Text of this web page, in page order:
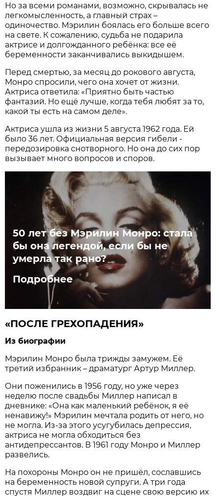
Но за всеми романами, возможно, скрывалась не
легкомысленность, а главный страх –
одиночество. Мэрилин боялась его больше всего
на свете. К сожалению, судьба не подарила
актрисе и долгожданного ребёнка: все её
беременности заканчивались выкидышем.
Перед смертью, за месяц до рокового августа,
Монро спросили, чего она хочет от жизни.
Актриса ответила: «Приятно быть частью
фантазий. Но ещё лучше, когда тебя любят за то,
какой ты есть на самом деле».
Актриса ушла из жизни 5 августа 1962 года. Ей
было 36 лет. Официальная версия гибели -
передозировка снотворного. Но она до сих пор
вызывает много вопросов и споров.
50 лет без Мэрилин Монро: стала
бы она легендой, если бы не
умерла так рано?
Подробнее
«ПОСЛЕ ГРЕХОПАДЕНИЯ»
Из биографии
Мэрилин Монро была трижды замужем. Её
третий избранник – драматург Артур Миллер.
Они поженились в 1956 году, но уже через
неделю после свадьбы Миллер написал в
дневнике: «Она как маленький ребёнок, я её
ненавижу!» Мэрилин мечтала родить от него, но
не могла. Из-за этого усугубилась депрессия,
актриса не могла обходиться без
антидепрессантов. В 1961 году Монро и Миллер
развелись.
На похороны Монро он не пришёл, сославшись
на беременность новой супруги. А три года
спустя Миллер воздвиг на сцене свою версию их